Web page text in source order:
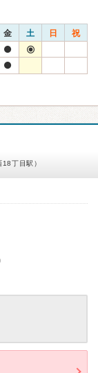
金 土 日 祝
丁目駅）